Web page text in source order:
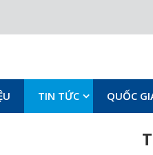
TIN TỨC QUỐC